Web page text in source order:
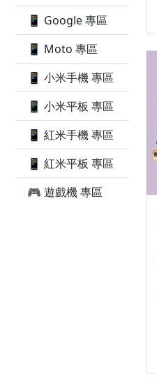
📱 Google 專區
📱 Moto 專區
📱 小米手機 專區
📱 小米平板 專區
📱 紅米手機 專區
📱 紅米平板 專區
🎮 遊戲機 專區